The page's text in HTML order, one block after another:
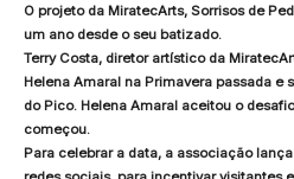
O projeto da MiratecArts, Sorrisos de
um ano desde o seu batizado.
Terry Costa, diretor artístico da
Helena Amaral na Primavera passada e
do Pico. Helena Amaral aceitou o
começou.
Para celebrar a data, a associação